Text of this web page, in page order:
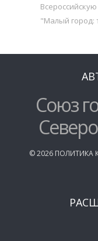
"Малый город:
Союз
©2026 ПОЛИТИКА